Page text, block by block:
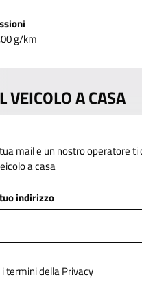
g/km
VEICOLO A CASA
mail e un nostro operatore
a casa
indirizzo
i termini della Privacy